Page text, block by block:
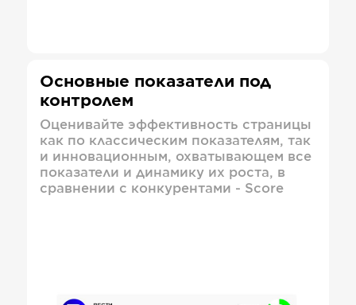
Основные показатели под
контролем
Оценивайте эффективность страницы
как по классическим показателям, так
и инновационным, охватывающем все
показатели и динамику их роста, в
сравнении с конкурентами - Score